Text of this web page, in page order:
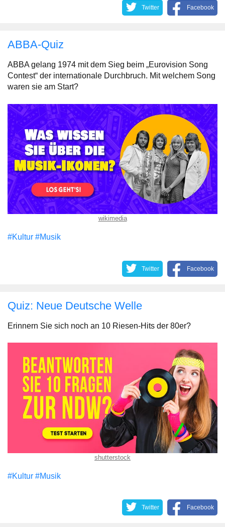
Twitter Facebook
ABBA-Quiz
ABBA gelang 1974 mit dem Sieg beim „Eurovision Song
Contest“ der internationale Durchbruch. Mit welchem Song
waren sie am Start?
wikimedia
#Kultur #Musik
Twitter Facebook
Quiz: Neue Deutsche Welle
Erinnern Sie sich noch an 10 Riesen-Hits der 80er?
shutterstock
#Kultur #Musik
Twitter Facebook